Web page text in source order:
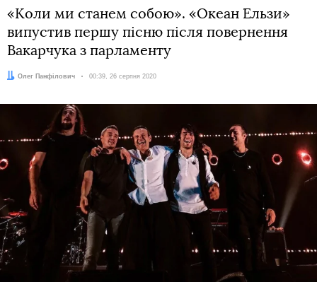
«Коли ми станем собою». «Океан Ельзи»
випустив першу пісню після повернення
Вакарчука з парламенту
Автор:
Олег Панфілович Дата:
00:39, 26 серпня 2020